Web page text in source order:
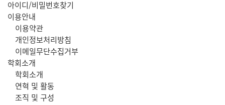
아이디/비밀번호찾기
주
뉴
이용안내
이용약관
개인정보처리방침
이메일무단수집거부
학회소개
학회소개
연혁 및 활동
조직 및 구성